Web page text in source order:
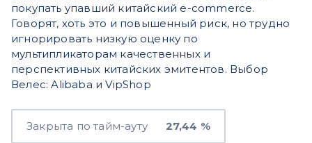
покупать упавший китайский e-commerce.
Говорят, хоть это и повышенный риск, но трудно
игнорировать низкую оценку по
мультипликаторам качественных и
перспективных китайских эмитентов. Выбор
Велес: Alibaba и VipShop
Закрыта по тайм-ауту 27,44 %